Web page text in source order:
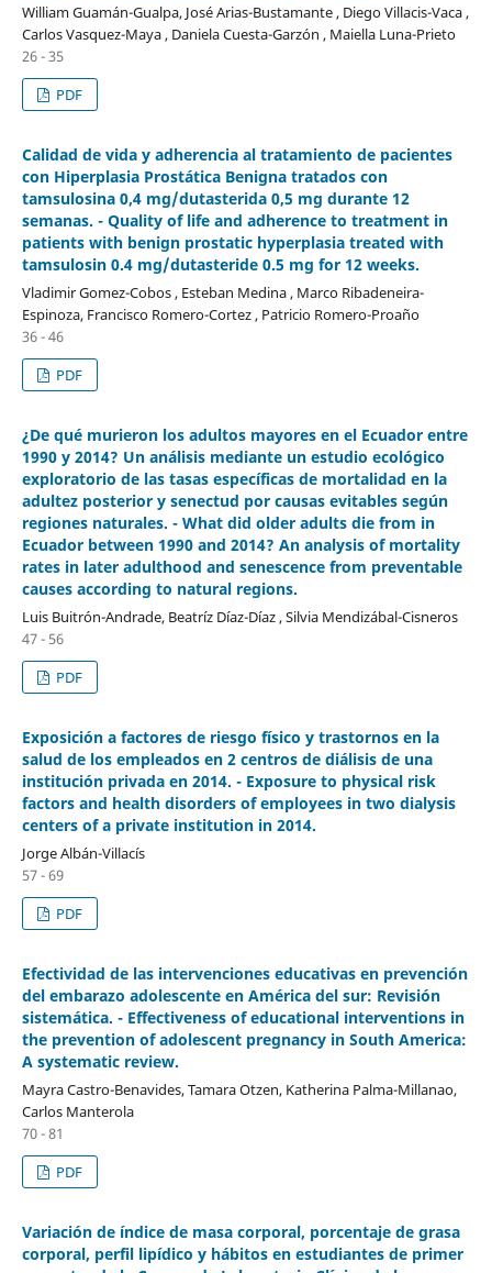
William Guamán-Gualpa, José Arias-Bustamante , Diego Villacis-Vaca ,
Carlos Vasquez-Maya , Daniela Cuesta-Garzón , Maiella Luna-Prieto
26 - 35
PDF
Calidad de vida y adherencia al tratamiento de pacientes
con Hiperplasia Prostática Benigna tratados con
tamsulosina 0,4 mg/dutasterida 0,5 mg durante 12
semanas. - Quality of life and adherence to treatment in
patients with benign prostatic hyperplasia treated with
tamsulosin 0.4 mg/dutasteride 0.5 mg for 12 weeks.
Vladimir Gomez-Cobos , Esteban Medina , Marco Ribadeneira-
Espinoza, Francisco Romero-Cortez , Patricio Romero-Proaño
36 - 46
PDF
¿De qué murieron los adultos mayores en el Ecuador entre
1990 y 2014? Un análisis mediante un estudio ecológico
exploratorio de las tasas específicas de mortalidad en la
adultez posterior y senectud por causas evitables según
regiones naturales. - What did older adults die from in
Ecuador between 1990 and 2014? An analysis of mortality
rates in later adulthood and senescence from preventable
causes according to natural regions.
Luis Buitrón-Andrade, Beatríz Díaz-Díaz , Silvia Mendizábal-Cisneros
47 - 56
PDF
Exposición a factores de riesgo físico y trastornos en la
salud de los empleados en 2 centros de diálisis de una
institución privada en 2014. - Exposure to physical risk
factors and health disorders of employees in two dialysis
centers of a private institution in 2014.
Jorge Albán-Villacís
57 - 69
PDF
Efectividad de las intervenciones educativas en prevención
del embarazo adolescente en América del sur: Revisión
sistemática. - Effectiveness of educational interventions in
the prevention of adolescent pregnancy in South America:
A systematic review.
Mayra Castro-Benavides, Tamara Otzen, Katherina Palma-Millanao,
Carlos Manterola
70 - 81
PDF
Variación de índice de masa corporal, porcentaje de grasa
corporal, perfil lipídico y hábitos en estudiantes de primer